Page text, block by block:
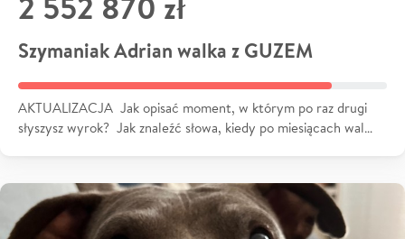
Szymaniak Adrian walka z GUZEM
AKTUALIZACJA Jak opisać moment, w którym po raz drugi
słyszysz wyrok? Jak znaleźć słowa, kiedy po miesiącach wal…